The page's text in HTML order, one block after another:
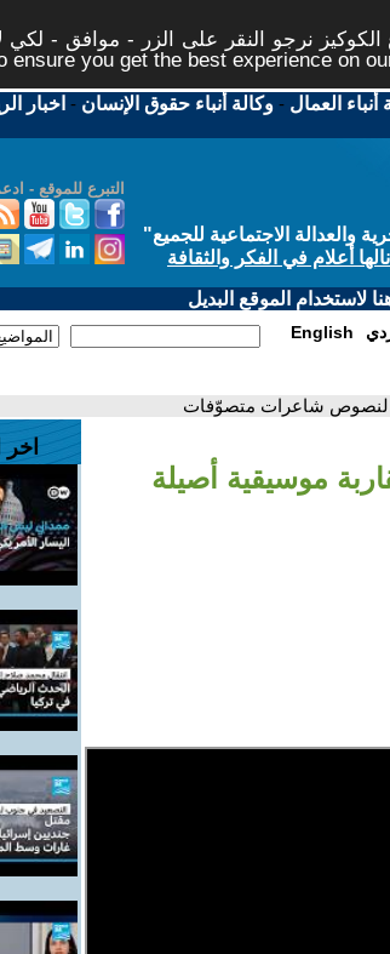
نرجو النقر على الزر - موافق - لكي
ensure you get the best experience on
أنباء العمال -وكالة أنباء حقوق الإنسان - اخبار
التبرع للموقع -
الاجتماعية للجميع"
أعلام في الفكر والثقافة
لاستخدام الموقع البديل
English
لنصوص شاعرات متصوّفات
موسيقية أصيلة
اخر